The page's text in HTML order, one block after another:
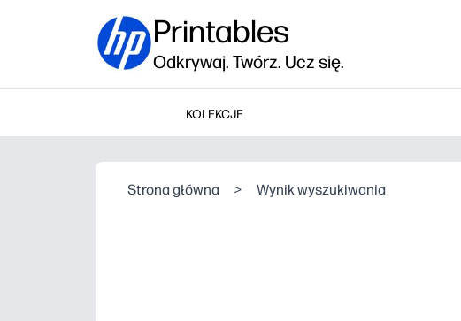
Printables
Odkrywaj. Twórz. Ucz się.
KOLEKCJE
Strona główna > Wynik wyszukiwania